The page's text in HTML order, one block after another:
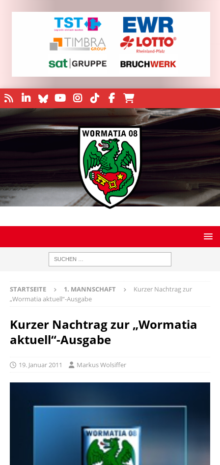
STARTSEITE 1. MANNSCHAFT
Kurzer Nachtrag zur
„Wormatia aktuell“-Ausgabe
Kurzer Nachtrag zur „Wormatia
aktuell“-Ausgabe
19. Januar 2011 Markus Wolsiffer